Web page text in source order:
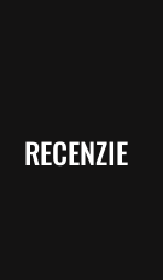
RECENZIE